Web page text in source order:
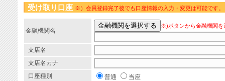
受け取り口座 ※）会員登録完了後でも口座情報の入力・変更は可能です。
金融機関名
※)ボタンから金融機関を
支店名
支店名カナ
口座種別
普通
当座